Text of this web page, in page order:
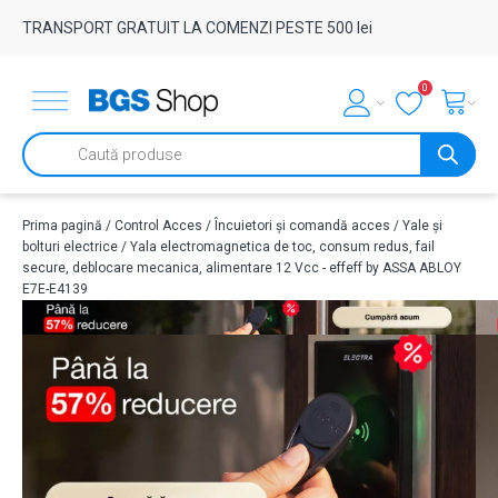
TRANSPORT GRATUIT LA COMENZI PESTE 500 lei
0
Products
search
Prima pagină / Control Acces / Încuietori și comandă acces / Yale și
bolturi electrice / Yala electromagnetica de toc, consum redus, fail
secure, deblocare mecanica, alimentare 12 Vcc - effeff by ASSA ABLOY
E7E-E4139